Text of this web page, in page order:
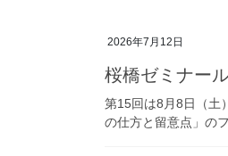
2026年7月12日
桜橋ゼミナー
第15回は8月8日（土
の仕方と留意点」の